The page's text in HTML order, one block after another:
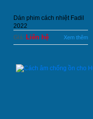
Dán phim cách nhiệt Fadil
2022
Giá: Liên hệ Xem thêm